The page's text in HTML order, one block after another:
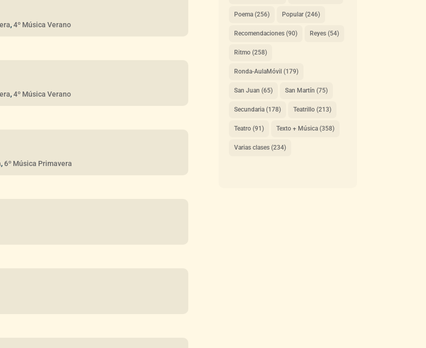
Poema(256) Popular(246)
Recomendaciones(90) Reyes(54)
Ritmo(258)
Ronda-AulaMóvil (179)
San Juan (65) San Martín (75)
Secundaria(178) Teatrillo(213)
Teatro(91) Texto + Música(358)
Varias clases(234)